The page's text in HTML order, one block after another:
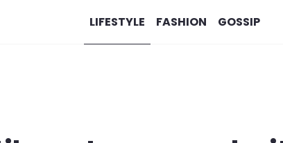
LIFESTYLE FASHION GOSSIP